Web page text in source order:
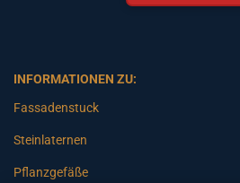
INFORMATIONEN ZU:
Fassadenstuck
Steinlaternen
Pflanzgefäße